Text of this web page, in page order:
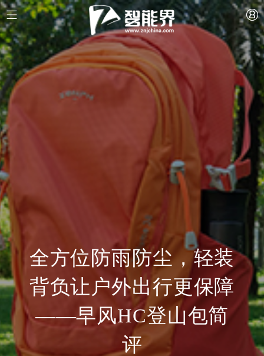
全方位防雨防尘，轻装
背负让户外出行更保障
——早风HC登山包简
评